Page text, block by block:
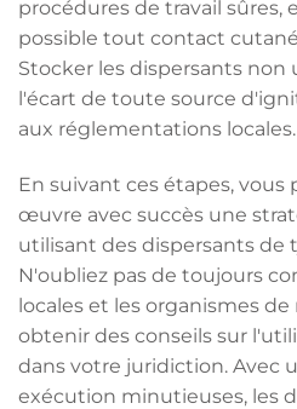
procédures de travail
possible tout contact
Stocker les dispersants non
l'écart de toute source
aux réglementations locales.
En suivant ces étapes,
œuvre avec succès une
utilisant des dispersants de
N'oubliez pas de toujours
locales et les organismes
obtenir des conseils sur
dans votre juridiction. Avec
exécution minutieuses, les